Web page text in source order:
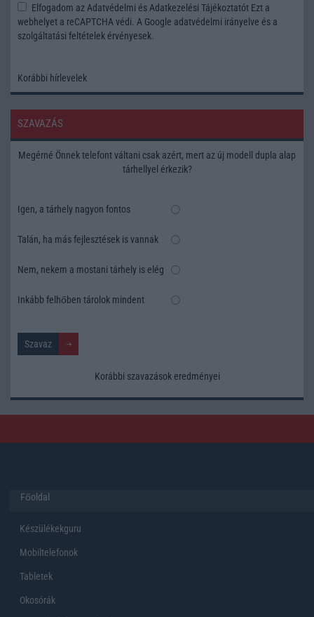
Elfogadom az Adatvédelmi és Adatkezelési Tájékoztatót Ezt a
webhelyet a reCAPTCHA védi. A Google adatvédelmi irányelve és a
szolgáltatási feltételek érvényesek.
Korábbi hírlevelek
SZAVAZÁS
Megérné Önnek telefont váltani csak azért, mert az új modell dupla alap
tárhellyel érkezik?
Igen, a tárhely nagyon fontos
Talán, ha más fejlesztések is vannak
Nem, nekem a mostani tárhely is elég
Inkább felhőben tárolok mindent
Korábbi szavazások eredményei
Főoldal
Készülékekguru
Mobiltelefonok
Tabletek
Okosórák